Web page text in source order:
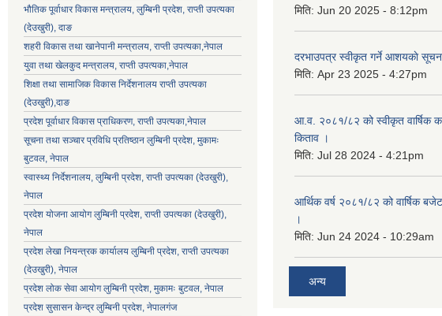
भौतिक पूर्वाधार विकास मन्त्रालय, लुम्बिनी प्रदेश, राप्ती उपत्यका
(देउखुरी), दाङ
शहरी विकास तथा खानेपानी मन्त्रालय, राप्ती उपत्यका,नेपाल
युवा तथा खेलकुद मन्त्रालय, राप्ती उपत्यका,नेपाल
शिक्षा तथा सामाजिक विकास निर्देशनालय राप्ती उपत्यका
(देउखुरी),दाङ
प्रदेश पूर्वाधार विकास प्राधिकरण, राप्ती उपत्यका,नेपाल
सूचना तथा सञ्चार प्रविधि प्रतिष्ठान लुम्बिनी प्रदेश, मुकामः
बुटवल, नेपाल
स्वास्थ्य निर्देशनालय, लुम्बिनी प्रदेश, राप्ती उपत्यका (देउखुरी),
नेपाल
प्रदेश योजना आयोग लुम्बिनी प्रदेश, राप्ती उपत्यका (देउखुरी),
नेपाल
प्रदेश लेखा नियन्त्रक कार्यालय लुम्बिनी प्रदेश, राप्ती उपत्यका
(देउखुरी), नेपाल
प्रदेश लोक सेवा आयोग लुम्बिनी प्रदेश, मुकामः बुटवल, नेपाल
प्रदेश सुसासन केन्द्र लुम्बिनी प्रदेश, नेपालगंज
मिति: Jun 20 2025 - 8:12pm
दरभाउपत्र स्वीकृत गर्ने आशयकाे
मिति: Apr 23 2025 - 4:27pm
आ.व. २०८१/८२ को स्वीकृत वार्षिक
किताव ।
मिति: Jul 28 2024 - 4:21pm
आर्थिक वर्ष २०८१/८२ को वार्षिक
।
मिति: Jun 24 2024 - 10:29am
अन्य